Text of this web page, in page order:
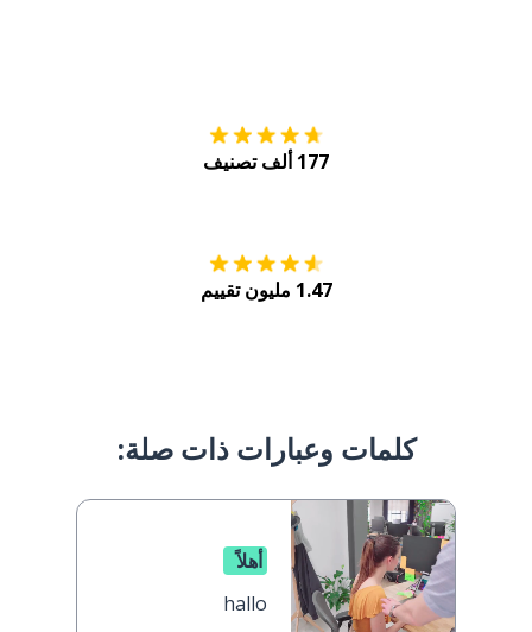
177 ألف تصنيف
1.47 مليون تقييم
كلمات وعبارات ذات صلة:
أهلاً
hallo